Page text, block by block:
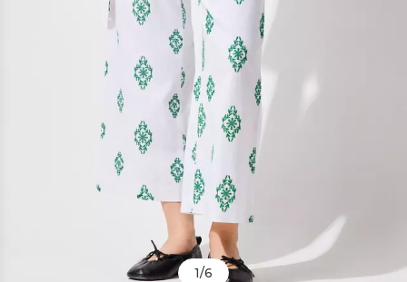
1/6